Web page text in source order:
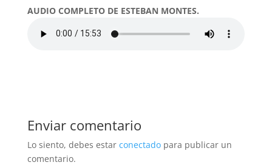
AUDIO COMPLETO DE ESTEBAN MONTES.
Enviar comentario
Lo siento, debes estar conectadopara publicar un
comentario.